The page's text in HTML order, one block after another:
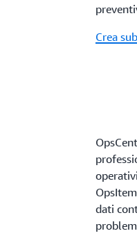
Crea
dati